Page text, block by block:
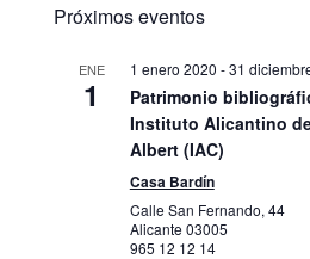
Próximos eventos
ENE
1
1 enero 2020 -31
Patrimonio
Instituto Alicantino
Albert (IAC)
Casa Bardín
Calle San Fernando, 44
Alicante 03005
965 12 12 14